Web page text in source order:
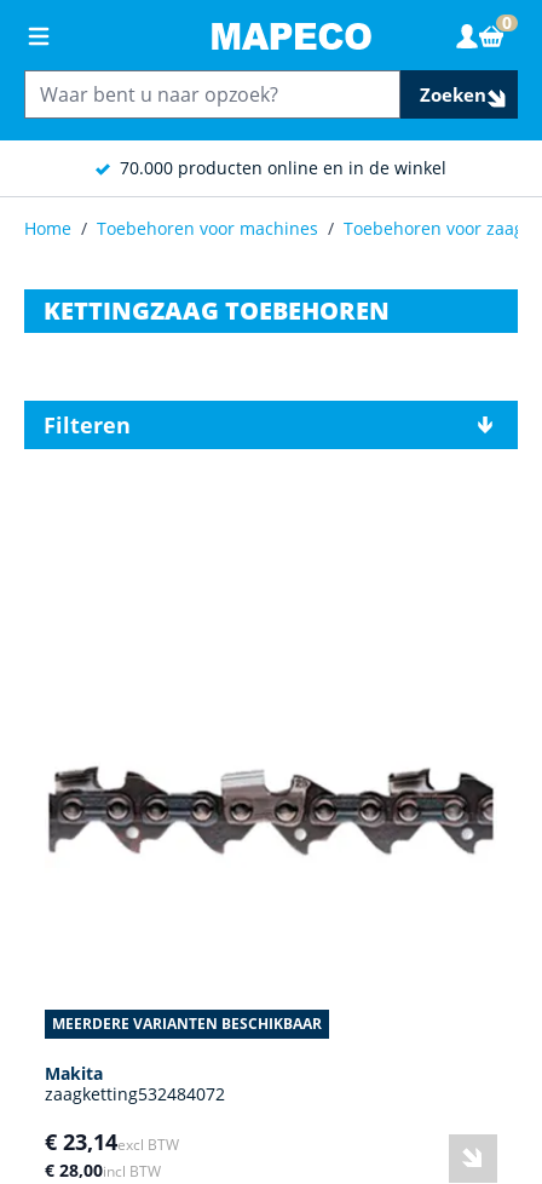
70.000 producten online en in de winkel
Zoeken
0
Home / Toebehoren voor machines / Toebehoren voor
KETTINGZAAG TOEBEHOREN
Filteren
MEERDERE VARIANTEN BESCHIKBAAR
Makita
zaagketting532484072
€ 23,14excl BTW
€ 28,00incl BTW